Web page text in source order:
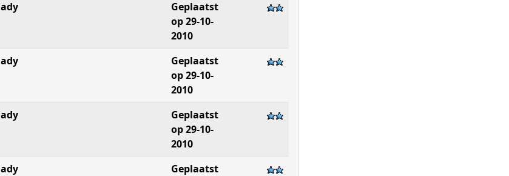
Geplaatst
op 29-10-
2010
Geplaatst
op 29-10-
2010
Geplaatst
op 29-10-
2010
Geplaatst